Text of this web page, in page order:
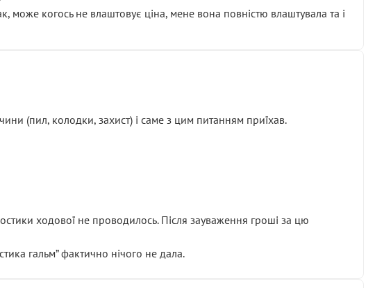
може когось не влаштовує ціна, мене вона повністю влаштувала та і
(пил, колодки, захист) і саме з цим питанням приїхав.
ходової не проводилось. Після зауваження гроші за цю
гальм” фактично нічого не дала.